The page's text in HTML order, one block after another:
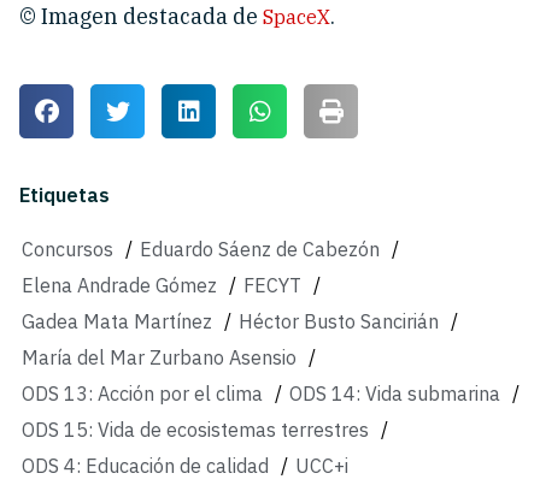
© Imagen destacada de SpaceX.
Etiquetas
Concursos / Eduardo Sáenz de Cabezón /
Elena Andrade Gómez / FECYT /
Gadea Mata Martínez / Héctor Busto Sancirián /
María del Mar Zurbano Asensio /
ODS 13: Acción por el clima / ODS 14: Vida submarina /
ODS 15: Vida de ecosistemas terrestres /
ODS 4: Educación de calidad / UCC+i